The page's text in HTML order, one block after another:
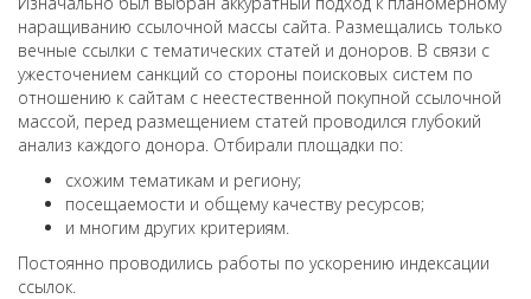
наращиванию ссылочной массы сайта. Размещались только
вечные ссылки с тематических статей и доноров. В связи с
ужесточением санкций со стороны поисковых систем по
отношению к сайтам с неестественной покупной ссылочной
массой, перед размещением статей проводился глубокий
анализ каждого донора. Отбирали площадки по:
схожим тематикам и региону;
посещаемости и общему качеству ресурсов;
и многим других критериям.
Постоянно проводились работы по ускорению индексации
ссылок.